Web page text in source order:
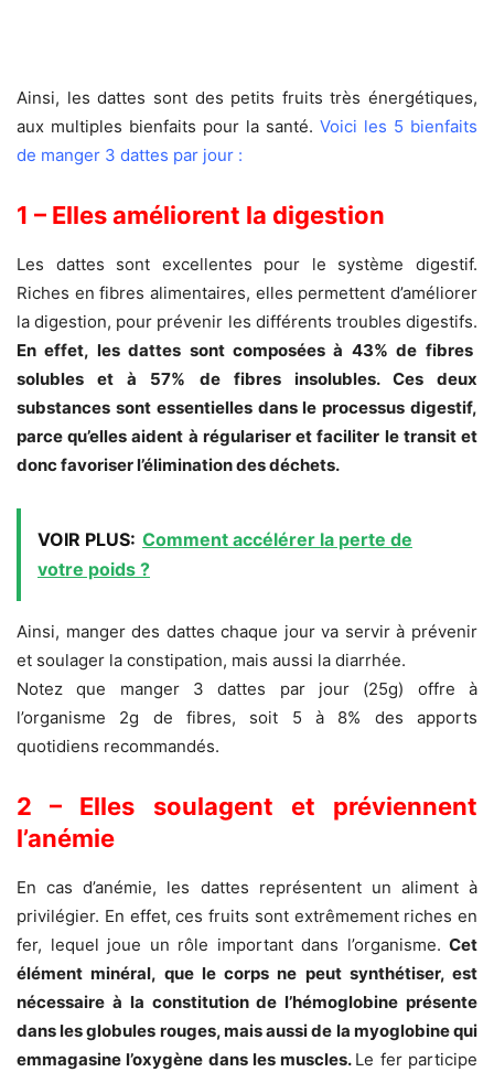
Ainsi, les dattes sont des petits fruits très énergétiques,
aux multiples bienfaits pour la santé. Voici les 5 bienfaits
de manger 3 dattes par jour :
1 – Elles améliorent la digestion
Les dattes sont excellentes pour le système digestif.
Riches en fibres alimentaires, elles permettent d’améliorer
la digestion, pour prévenir les différents troubles digestifs.
En effet, les dattes sont composées à 43% de fibres
solubles et à 57% de fibres insolubles. Ces deux
substances sont essentielles dans le processus digestif,
parce qu’elles aident à régulariser et faciliter le transit et
donc favoriser l’élimination des déchets.
VOIR PLUS: Comment accélérer la perte de
votre poids ?
Ainsi, manger des dattes chaque jour va servir à prévenir
et soulager la constipation, mais aussi la diarrhée.
Notez que manger 3 dattes par jour (25g) offre à
l’organisme 2g de fibres, soit 5 à 8% des apports
quotidiens recommandés.
2 – Elles soulagent et préviennent
l’anémie
En cas d’anémie, les dattes représentent un aliment à
privilégier. En effet, ces fruits sont extrêmement riches en
fer, lequel joue un rôle important dans l’organisme. Cet
élément minéral, que le corps ne peut synthétiser, est
nécessaire à la constitution de l’hémoglobine présente
dans les globules rouges, mais aussi de la myoglobine qui
emmagasine l’oxygène dans les muscles. Le fer participe